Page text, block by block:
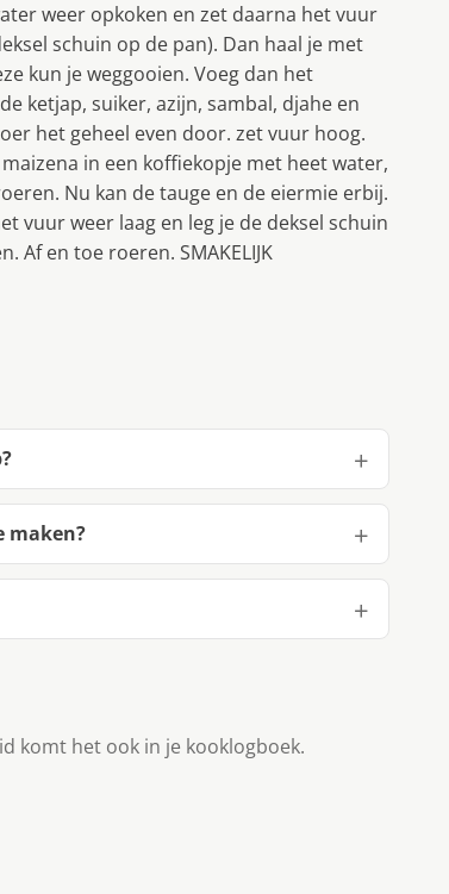
weer opkoken en zet daarna het vuur
schuin op de pan). Dan haal je met
kun je weggooien. Voeg dan het
ketjap, suiker, azijn, sambal, djahe en
het geheel even door. zet vuur hoog.
in een koffiekopje met heet water,
Nu kan de tauge en de eiermie erbij.
vuur weer laag en leg je de deksel schuin
Af en toe roeren. SMAKELIJK
maken?
komt het ook in je kooklogboek.